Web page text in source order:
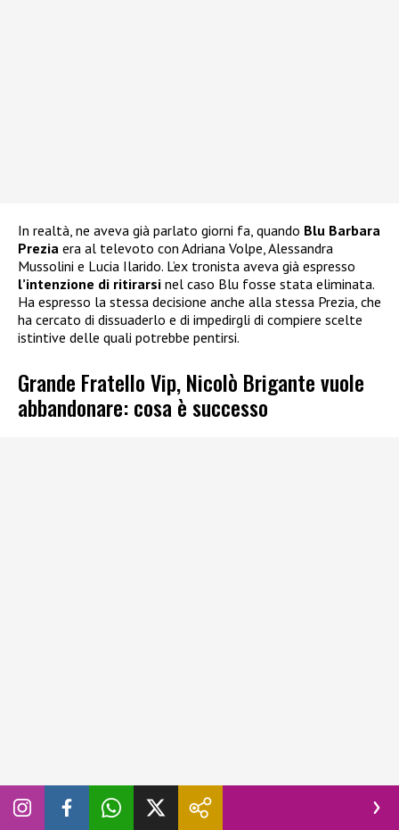
In realtà, ne aveva già parlato giorni fa, quando Blu Barbara
Prezia era al televoto con Adriana Volpe, Alessandra
Mussolini e Lucia Ilarido. L’ex tronista aveva già espresso
l’intenzione di ritirarsi nel caso Blu fosse stata eliminata.
Ha espresso la stessa decisione anche alla stessa Prezia, che
ha cercato di dissuaderlo e di impedirgli di compiere scelte
istintive delle quali potrebbe pentirsi.
Grande Fratello Vip, Nicolò Brigante vuole
abbandonare: cosa è successo